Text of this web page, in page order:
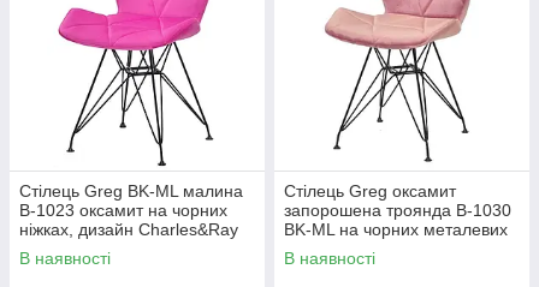
Стілець Greg BK-ML малина
В-1023 оксамит на чорних
ніжках, дизайн Charles&Ray
Eames
В наявності
Стілець Greg оксамит
запорошена троянда B-1030
BK-ML на чорних металевих
ніжках, дизайн Charles&Ray
Eames
В наявності